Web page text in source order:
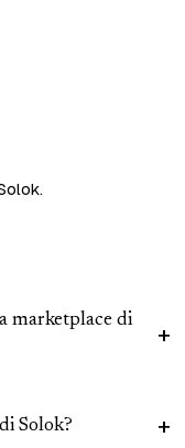
marketplace di
Solok?